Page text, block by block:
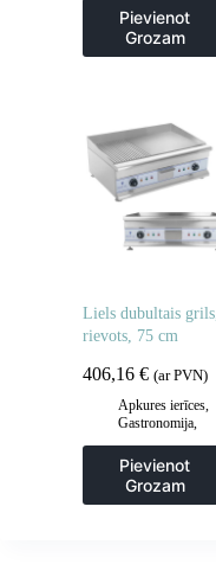
Pievienot
Grozam
Liels dubultais grils,
rievots, 75 cm
406,16 € (ar PVN)
Apkures ierīces,
Gastronomija,
sildīšanas
plāksnes,Grila
šķīvji,Virtuve
Pievienot
Grozam